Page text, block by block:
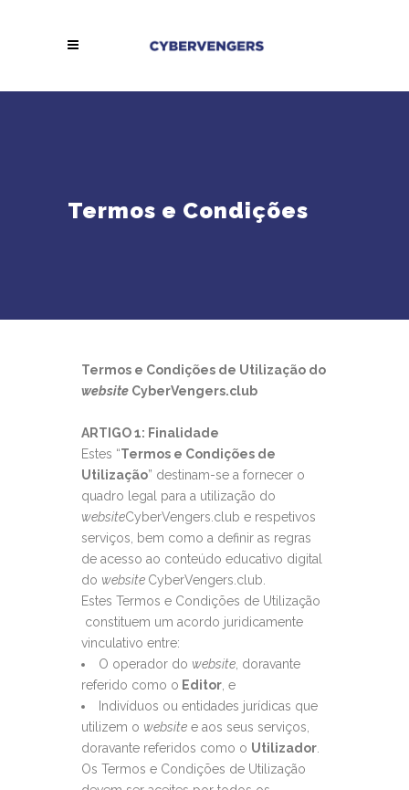
Termos e Condições
Termos e Condições de Utilização do
website CyberVengers.club
ARTIGO 1: Finalidade
Estes “Termos e Condições de
Utilização” destinam-se a fornecer o
quadro legal para a utilização do
websiteCyberVengers.club e respetivos
serviços, bem como a definir as regras
de acesso ao conteúdo educativo digital
do website CyberVengers.club.
Estes Termos e Condições de Utilização
constituem um acordo juridicamente
vinculativo entre:
O operador do website , doravante
referido como o Editor , e
Indivíduos ou entidades jurídicas que
utilizem o website e aos seus serviços,
doravante referidos como o Utilizador
Os Termos e Condições de Utilização